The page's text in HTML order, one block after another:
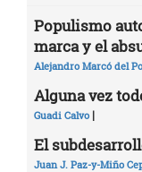
Populismo
marca y el
Alejandro Marcó del
Alguna vez
Guadi Calvo |
El
Juan J. Paz-y-Miño